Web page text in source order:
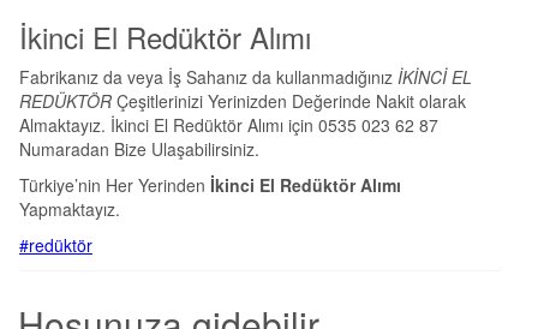
İkinci El Redüktör Alımı
Fabrikanız da veya İş Sahanız da kullanmadığınız İKİNCİ EL
REDÜKTÖR Çeşitlerinizi Yerinizden Değerinde Nakit olarak
Almaktayız. İkinci El Redüktör Alımı için 0535 023 62 87
Numaradan Bize Ulaşabilirsiniz.
Türkiye’nin Her Yerinden İkinci El Redüktör Alımı
Yapmaktayız.
#redüktör